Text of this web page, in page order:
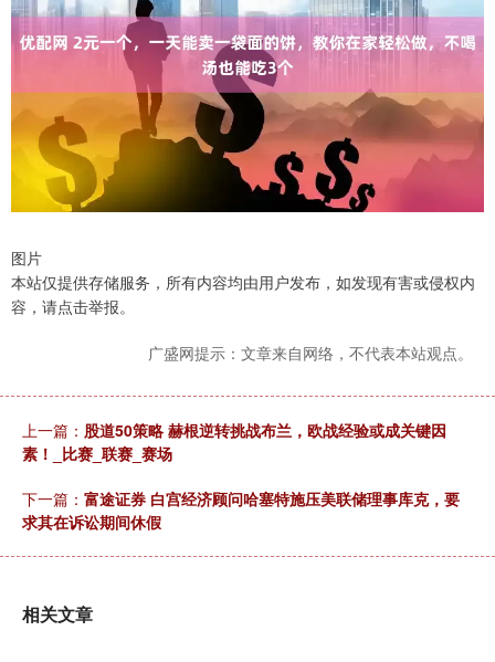
图片
本站仅提供存储服务，所有内容均由用户发布，如发现有害或侵权内
容，请点击举报。
广盛网提示：文章来自网络，不代表本站观点。
上一篇： 股道50策略 赫根逆转挑战布兰，欧战经验或成关键因
素！_比赛_联赛_赛场
下一篇： 富途证券 白宫经济顾问哈塞特施压美联储理事库克，要
求其在诉讼期间休假
相关文章